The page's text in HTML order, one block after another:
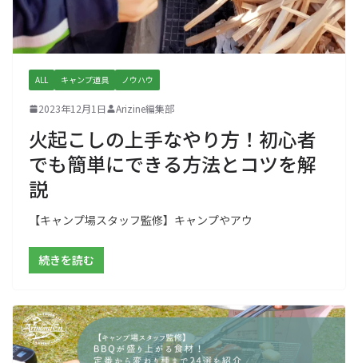
ALL キャンプ道具 ノウハウ
2023年12月1日 Arizine編集部
火起こしの上手なやり方！初心者
でも簡単にできる方法とコツを解
説
【キャンプ場スタッフ監修】キャンプやアウ
続きを読む